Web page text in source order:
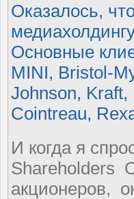
Оказалось,
Основные
MINI, Bristol-
Johnson,
Cointreau,
И когда я
Shareholders
акционеров,